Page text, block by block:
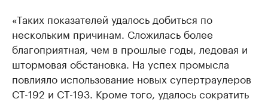
«Таких показателей удалось добиться по
нескольким причинам. Сложилась более
благоприятная, чем в прошлые годы, ледовая и
штормовая обстановка. На успех промысла
повлияло использование новых супертраулеров
СТ-192 и СТ-193. Кроме того, удалось сократить